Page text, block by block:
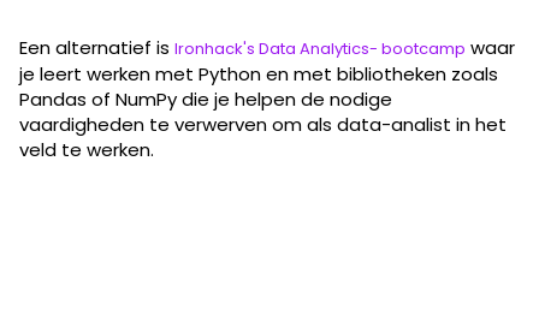
Een alternatief is Ironhack's Data Analytics- bootcamp waar
je leert werken met Python en met bibliotheken zoals
Pandas of NumPy die je helpen de nodige
vaardigheden te verwerven om als data-analist in het
veld te werken.